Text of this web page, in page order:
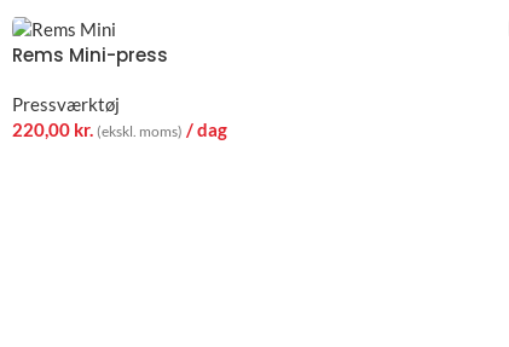
Rems Mini-press
Pressværktøj
220,00 kr. (ekskl. moms) / dag